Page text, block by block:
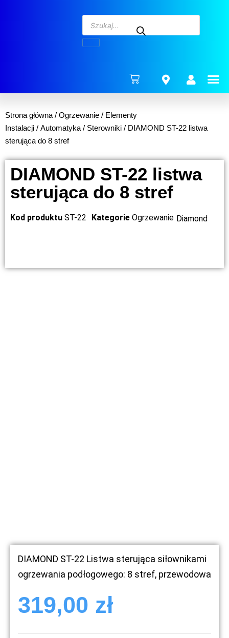
Strona główna / Ogrzewanie / Elementy
Instalacji / Automatyka / Sterowniki / DIAMOND ST-22 listwa
sterująca do 8 stref
DIAMOND ST-22 listwa
sterująca do 8 stref
Kod produktu ST-22 Kategorie Ogrzewanie Diamond
DIAMOND ST-22 Listwa sterująca siłownikami
ogrzewania podłogowego: 8 stref, przewodowa
319,00 zł